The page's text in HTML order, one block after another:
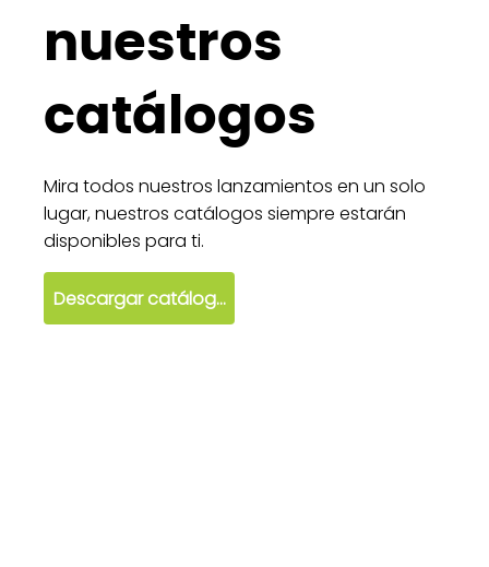
nuestros
catálogos
Mira todos nuestros lanzamientos en un solo
lugar, nuestros catálogos siempre estarán
disponibles para ti.
Descargar catálogo